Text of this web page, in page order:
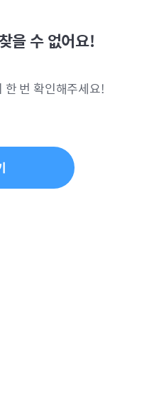
을 수 없어요!
한 번 확인해주세요!